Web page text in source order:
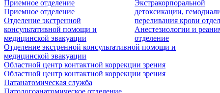
Экстракорпоральной
детоксикации,
переливания крови
Анестезиологии и
отделение
Приемное отделение
Приемное отделение
Отделение экстренной
консультативной помощи и
медицинской эвакуации
Отделение экстренной консультативной помощи и
медицинской эвакуации
Областной центр контактной коррекции зрения
Областной центр контактной коррекции зрения
Патанатомическая служба
Патологоанатомическое отделение